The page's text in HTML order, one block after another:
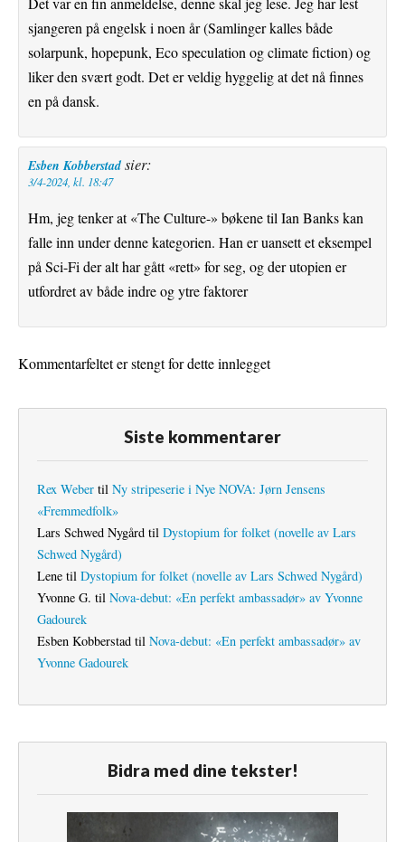
sjangeren på engelsk i noen år (Samlinger kalles både
solarpunk, hopepunk, Eco speculation og climate fiction) og
liker den svært godt. Det er veldig hyggelig at det nå finnes
en på dansk.
Esben Kobberstad sier:
3/4-2024, kl. 18:47
Hm, jeg tenker at «The Culture-» bøkene til Ian Banks kan
falle inn under denne kategorien. Han er uansett et eksempel
på Sci-Fi der alt har gått «rett» for seg, og der utopien er
utfordret av både indre og ytre faktorer
Kommentarfeltet er stengt for dette innlegget
Siste kommentarer
Rex Weber til Ny stripeserie i Nye NOVA: Jørn Jensens
«Fremmedfolk»
Lars Schwed Nygård til Dystopium for folket (novelle av Lars
Schwed Nygård)
Lene til Dystopium for folket (novelle av Lars Schwed Nygård)
Yvonne G. til Nova-debut: «En perfekt ambassadør» av Yvonne
Gadourek
Esben Kobberstad til Nova-debut: «En perfekt ambassadør» av
Yvonne Gadourek
Bidra med dine tekster!